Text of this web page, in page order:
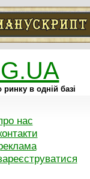
ринку в одній базі
нас